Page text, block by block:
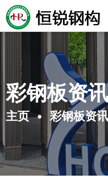
彩钢板资讯
主页 彩钢板资讯